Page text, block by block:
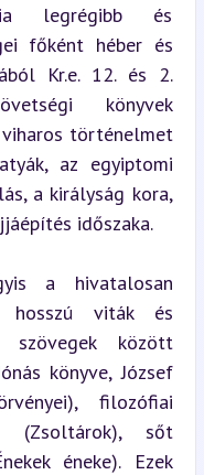
legrégibb és
főként héber és
Kr.e. 12. és 2.
könyvek
viharos történelmet
az egyiptomi
a királyság kora,
időszaka.
a hivatalosan
hosszú viták és
szövegek között
könyve, József
filozófiai
(Zsoltárok), sőt
éneke). Ezek